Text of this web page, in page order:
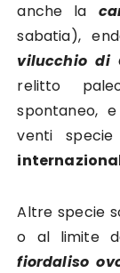
anche la
sabatia),
vilucchio di
relitto
spontaneo,
venti
Altre specie
o al limite
fiordaliso